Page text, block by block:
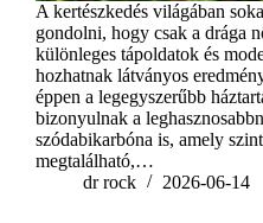
A kertészkedés világában
gondolni, hogy csak a drága
különleges tápoldatok és
hozhatnak látványos
éppen a legegyszerűbb
bizonyulnak a
szódabikarbóna is, amely
megtalálható,…
dr rock
2026-06-14